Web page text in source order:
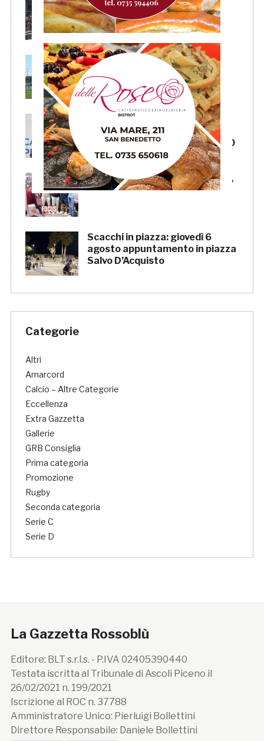
rimanda la decisione al CASMS:
possibile divieto
Samb, ripresi gli allenamenti:
doppia seduta al Ciarrocchi. A
parte Tunjov
La Samb smentisce notizie e
ricostruzioni riguardanti la
cessione del club. COMUNICATO
FOCUS – Giusto criticare Massi,
ma anche riconoscerne i meriti
Scacchi in piazza: giovedì 6
agosto appuntamento in piazza
Salvo D’Acquisto
Categorie
Altri
Amarcord
Calcio – Altre Categorie
Eccellenza
Extra Gazzetta
Gallerie
GRB Consiglia
Prima categoria
Promozione
Rugby
Seconda categoria
Serie C
Serie D
La Gazzetta Rossoblù
Editore: BLT s.r.l.s. - P.IVA 02405390440
Testata iscritta al Tribunale di Ascoli Piceno il
26/02/2021 n. 199/2021
Iscrizione al ROC n. 37788
Amministratore Unico: Pierluigi Bollettini
Direttore Responsabile: Daniele Bollettini